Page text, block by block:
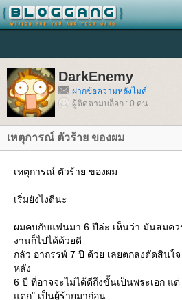
DarkEnemy
ฝากข้อความหลังไมค์
ผู้ติดตามบล็อก : 0 คน
เหตุการณ์ ตัวร้าย ของผม
เหตุการณ์ ตัวร้าย ของผม
เริ่มยังไงดีนะ
ผมคบกับแฟนมา 6 ปีล่ะ เห็นว่า มันสมคว
งานก็ไปได้ด้วยดี
กลัว อาถรรพ์ 7 ปี ด้วย เลยตกลงตัดสินใ
หลัง
6 ปี ที่อาจจะไม่ได้ดีถึงขั้นเป็นพระเอก แ
ตก" เป็นผู้ร้ายมาก่อน